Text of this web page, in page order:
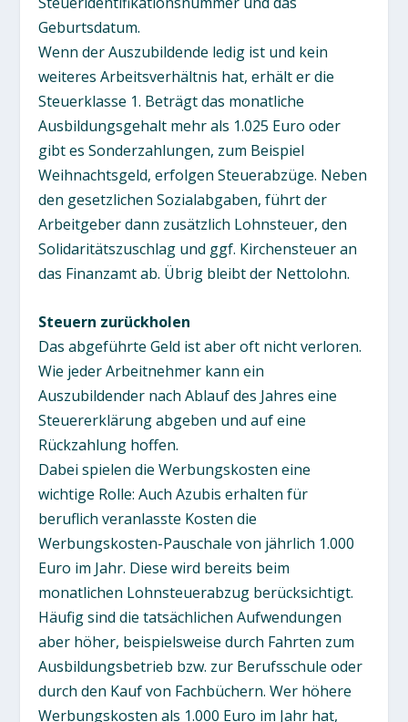
Geburtsdatum.
Wenn der Auszubildende ledig ist und kein
weiteres Arbeitsverhältnis hat, erhält er die
Steuerklasse 1. Beträgt das monatliche
Ausbildungsgehalt mehr als 1.025 Euro oder
gibt es Sonderzahlungen, zum Beispiel
Weihnachtsgeld, erfolgen Steuerabzüge. Neben
den gesetzlichen Sozialabgaben, führt der
Arbeitgeber dann zusätzlich Lohnsteuer, den
Solidaritätszuschlag und ggf. Kirchensteuer an
das Finanzamt ab. Übrig bleibt der Nettolohn.
Steuern zurückholen
Das abgeführte Geld ist aber oft nicht verloren.
Wie jeder Arbeitnehmer kann ein
Auszubildender nach Ablauf des Jahres eine
Steuererklärung abgeben und auf eine
Rückzahlung hoffen.
Dabei spielen die Werbungskosten eine
wichtige Rolle: Auch Azubis erhalten für
beruflich veranlasste Kosten die
Werbungskosten-Pauschale von jährlich 1.000
Euro im Jahr. Diese wird bereits beim
monatlichen Lohnsteuerabzug berücksichtigt.
Häufig sind die tatsächlichen Aufwendungen
aber höher, beispielsweise durch Fahrten zum
Ausbildungsbetrieb bzw. zur Berufsschule oder
durch den Kauf von Fachbüchern. Wer höhere
Werbungskosten als 1.000 Euro im Jahr hat,